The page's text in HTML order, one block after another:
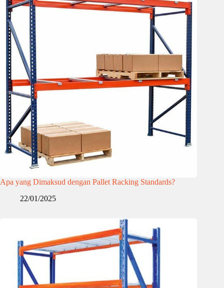
Apa yang Dimaksud dengan Pallet Racking Standards?
22/01/2025